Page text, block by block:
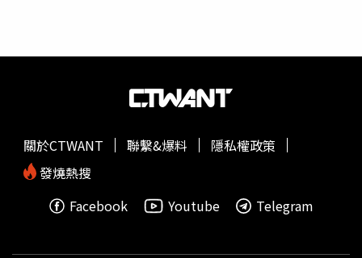
率調降，美股EPS一直上調，對股價有幫助，但現在「是不
計，已確定接任美國總統的拜登，第一個政策應會是把稅制
拉回來，自然對企業獲利就會有衝擊，對美股形成不利的因
素。而且，拜登也要處理美國持續增加負債、對經濟影響卻
愈來愈沒有效率，也會成為資本市場的新干擾。李鎮宇則肯
定台灣的電子產業的含金量會在2021年繼續發亮，政府部
方面仍可以投資半導體，尤其美商蘋果公司也不斷推出新處
型股也仍有機會。
關於CTWANT 聯繫&爆料
隱私權政策
發燒熱搜
Facebook
Youtube Telegram